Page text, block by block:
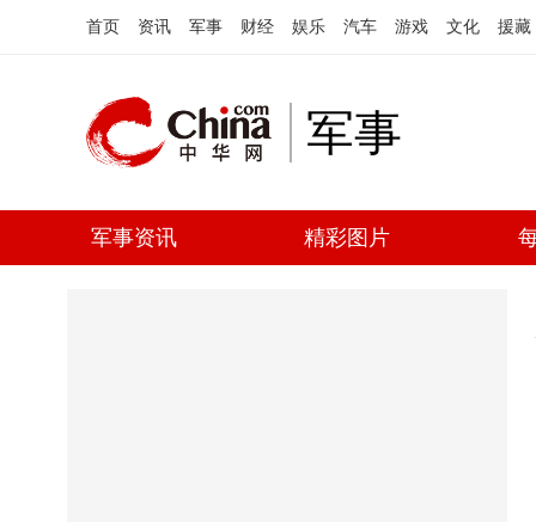
首页 资讯 军事 财经 娱乐 汽车 游戏 文化 援藏
军事
军事资讯 精彩图片